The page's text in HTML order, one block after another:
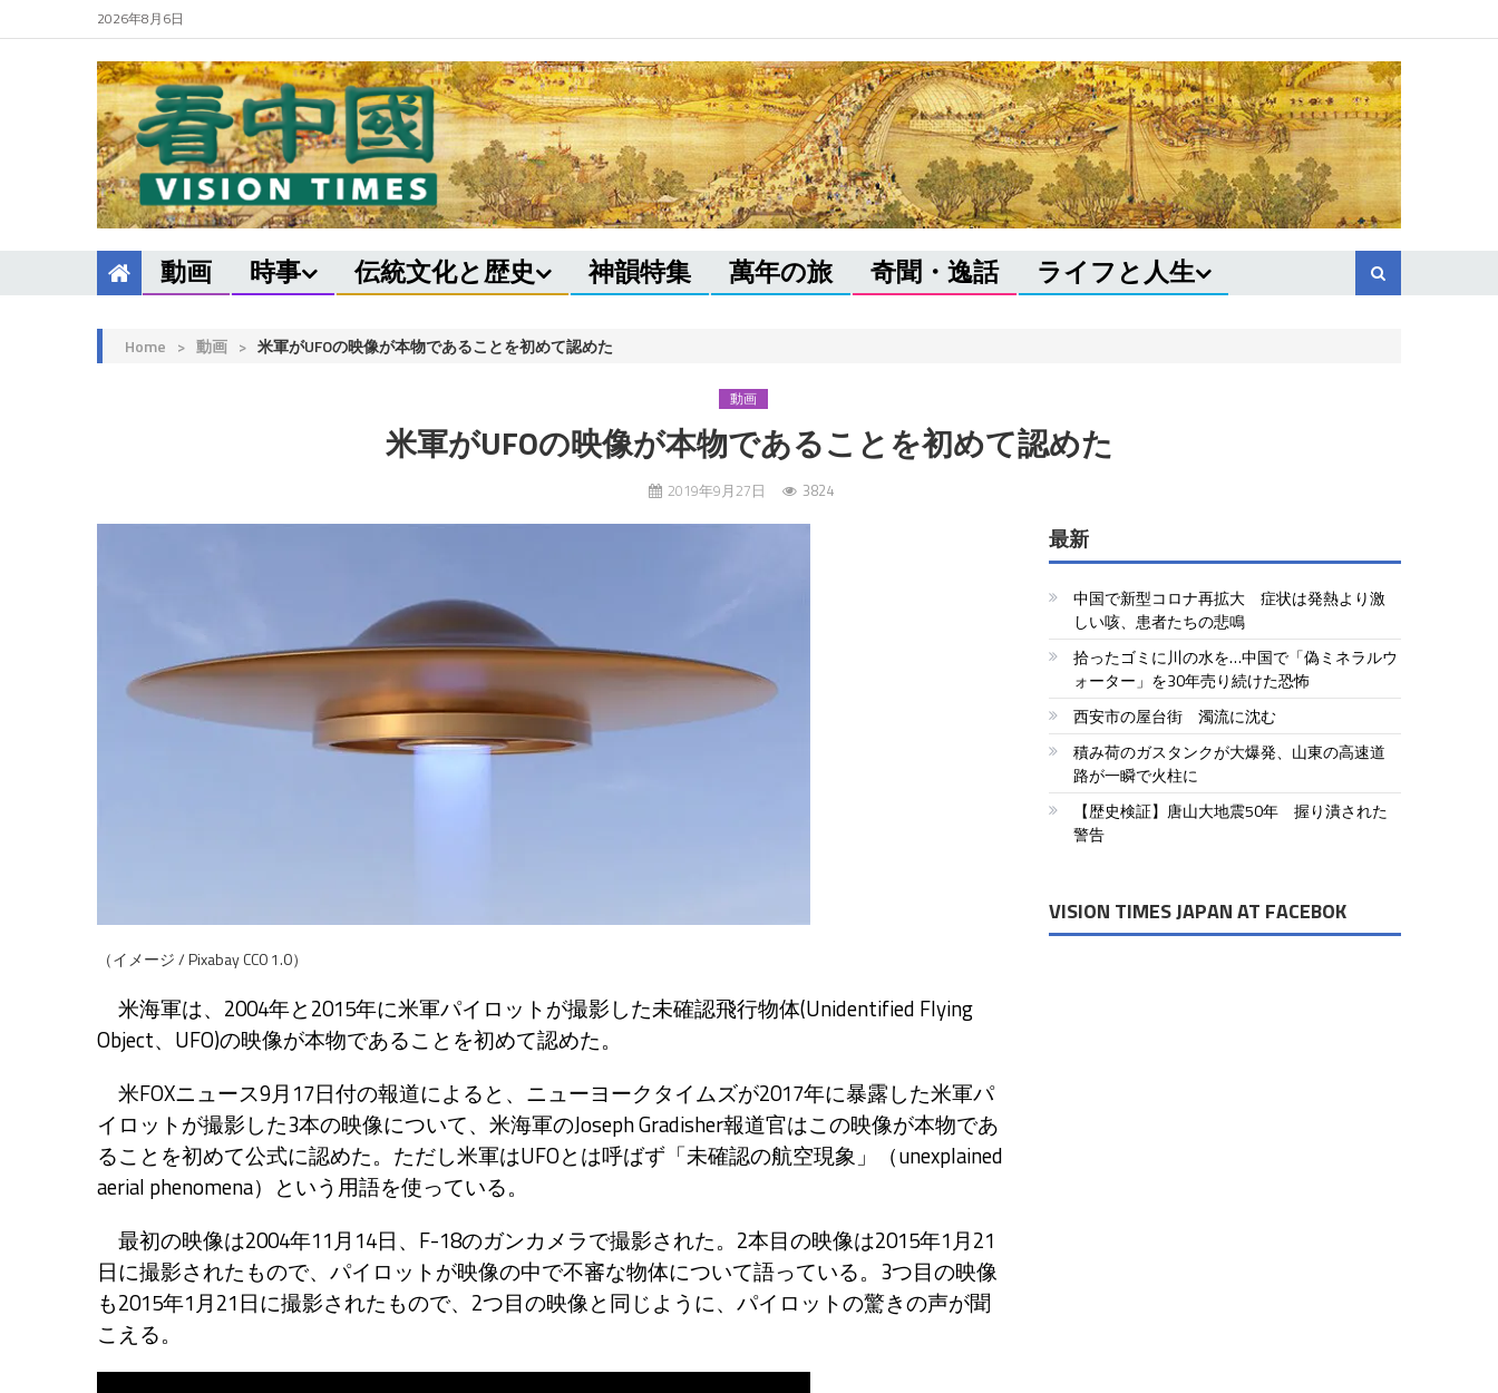
2026年8月6日
動画 時事 伝統文化と歴史 神韻特集 萬年の旅 奇聞・逸話 ライフと人生
Home > 動画 > 米軍がUFOの映像が本物であることを初めて認めた
動画
米軍がUFOの映像が本物であることを初めて認めた
2019年9月27日 3824
（イメージ / Pixabay CC0 1.0）
米海軍は、2004年と2015年に米軍パイロットが撮影した未確認飛行物体(Unidentified Flying
Object、UFO)の映像が本物であることを初めて認めた。
米FOXニュース9月17日付の報道によると、ニューヨークタイムズが2017年に暴露した米軍パ
イロットが撮影した3本の映像について、米海軍のJoseph Gradisher報道官はこの映像が本物であ
ることを初めて公式に認めた。ただし米軍はUFOとは呼ばず「未確認の航空現象」（unexplained
aerial phenomena）という用語を使っている。
最初の映像は2004年11月14日、F-18のガンカメラで撮影された。2本目の映像は2015年1月21
日に撮影されたもので、パイロットが映像の中で不審な物体について語っている。3つ目の映像
も2015年1月21日に撮影されたもので、2つ目の映像と同じように、パイロットの驚きの声が聞
こえる。
最新
中国で新型コロナ再拡大 症状は発熱より激
しい咳、患者たちの悲鳴
拾ったゴミに川の水を…中国で「偽ミネラルウ
ォーター」を30年売り続けた恐怖
西安市の屋台街 濁流に沈む
積み荷のガスタンクが大爆発、山東の高速道
路が一瞬で火柱に
【歴史検証】唐山大地震50年 握り潰された
警告
VISION TIMES JAPAN AT FACEBOK